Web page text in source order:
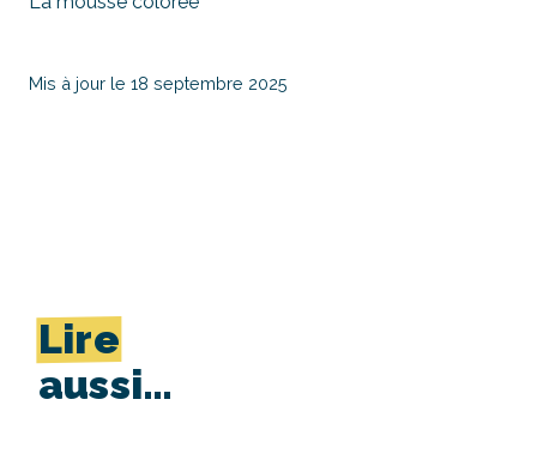
Mis à jour le 18 septembre 2025
Lire
aussi…